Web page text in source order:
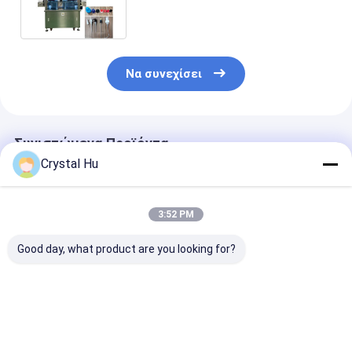
Να συνεχίσει
Συνιστώμενα Προϊόντα
Crystal Hu
3:52 PM
Good day, what product are you looking for?